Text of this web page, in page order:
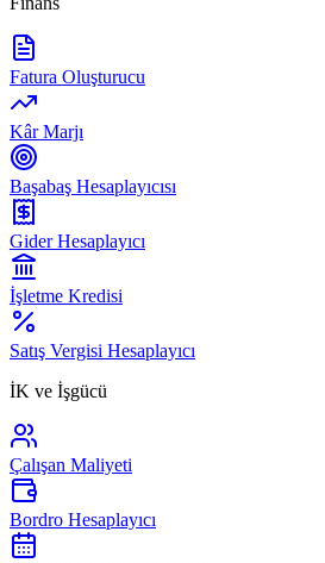
Fatura Oluşturucu
Kâr Marjı
Başabaş Hesaplayıcısı
Gider Hesaplayıcı
İşletme Kredisi
Satış Vergisi Hesaplayıcı
İK ve İşgücü
Çalışan Maliyeti
Bordro Hesaplayıcı